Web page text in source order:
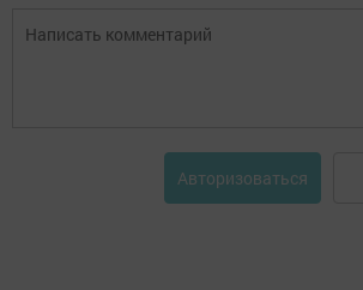
Авторизоваться